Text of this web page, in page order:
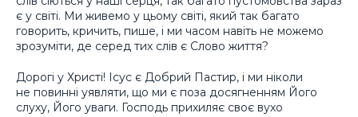
є у світі. Ми живемо у цьому світі, який так багато
говорить, кричить, пише, і ми часом навіть не можемо
зрозуміти, де серед тих слів є Слово життя?
Дорогі у Христі! Ісус є Добрий Пастир, і ми ніколи
не повинні уявляти, що ми є поза досягненням Його
слуху, Його уваги. Господь прихиляє своє вухо